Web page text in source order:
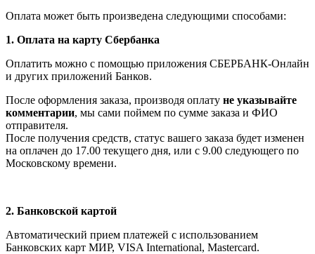
Оплата может быть произведена следующими способами:
1. Оплата на карту Сбербанка
Оплатить можно с помощью приложения СБЕРБАНК-Онлайн
и других приложений Банков.
После оформления заказа, производя оплату не указывайте
комментарии, мы сами поймем по сумме заказа и ФИО
отправителя.
После получения средств, статус вашего заказа будет изменен
на оплачен до 17.00 текущего дня, или с 9.00 следующего по
Московскому времени.
2. Банковской картой
Автоматический прием платежей с использованием
Банковских карт МИР, VISA International, Мastercard.